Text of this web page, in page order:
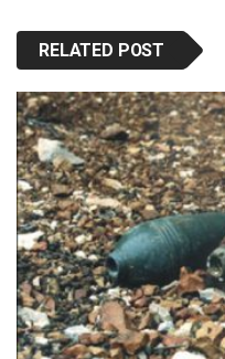
RELATED POST